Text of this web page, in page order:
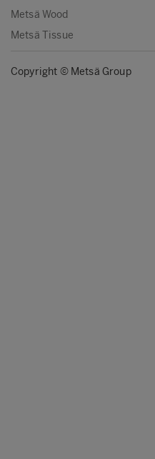
Metsä Wood
Metsä Tissue
Copyright © Metsä Group